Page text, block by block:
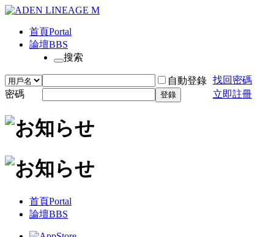
首頁Portal
論壇BBS
搜索
自動登錄 找回密碼
密碼
登錄 立即註冊
首頁Portal
論壇BBS